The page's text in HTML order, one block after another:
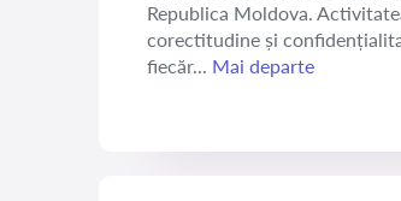
Republica Moldova.
corectitudine și
fiecăr... Mai departe